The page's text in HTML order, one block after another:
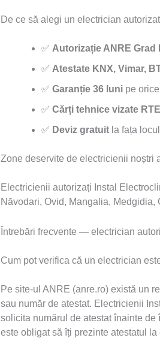
De ce să alegi un electrician
✅ Autorizație ANRE Grad
✅ Atestate KNX, Vimar,
✅ Garanție 36 luni pe
✅ Cărți tehnice vizate RTE
✅ Deviz gratuit la fața
Zone deservite de electricienii noștri
Electricienii autorizați Instal
Năvodari, Ovid, Mangalia,
Întrebări frecvente — electrician
Cum pot verifica că un electrician
Pe site-ul ANRE (anre.ro) există un
sau număr de atestat. Electricienii
solicita numărul de atestat înainte
este obligat să îți prezinte atestatul la